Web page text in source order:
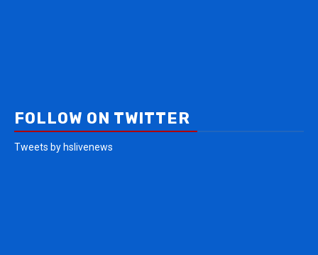
FOLLOW ON TWITTER
Tweets by hslivenews